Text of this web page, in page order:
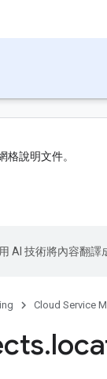
格說明文件。
AI 技術將內容翻譯
Cloud Service
.